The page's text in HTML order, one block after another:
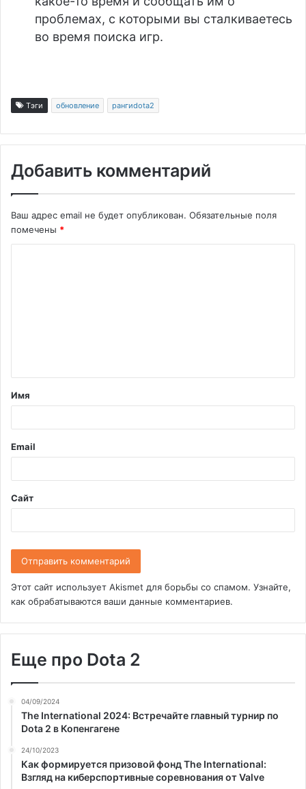
проблемах, с которыми вы сталкиваетесь
во время поиска игр.
Тэги обновление рангиdota2
Добавить комментарий
Ваш адрес email не будет опубликован. Обязательные поля
помечены *
т
а
й
*
Имя
Email
Сайт
Этот сайт использует Akismet для борьбы со спамом. Узнайте,
как обрабатываются ваши данные комментариев.
Еще про Dota 2
04/09/2024
The International 2024: Встречайте главный турнир по
Dota 2 в Копенгагене
24/10/2023
Как формируется призовой фонд The International:
Взгляд на киберспортивные соревнования от Valve